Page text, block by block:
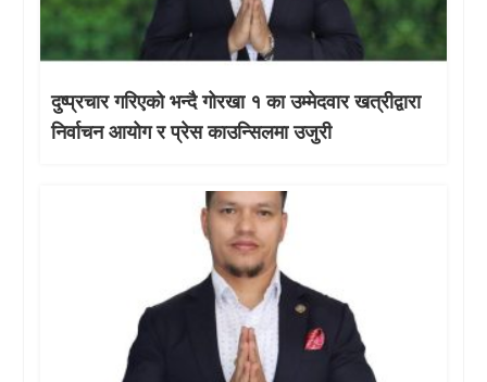
दुष्प्रचार गरिएको भन्दै गोरखा १ का उम्मेदवार खत्रीद्वारा
निर्वाचन आयोग र प्रेस काउन्सिलमा उजुरी